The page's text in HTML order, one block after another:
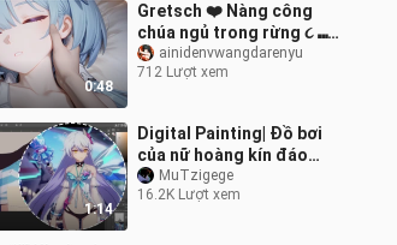
0:48
Gretsch ❤️ Nàng công
chúa ngủ trong rừng ૮ ⑉
ᗜ ⑉ აainidenvwangdarenyu
712 Lượt xem
1:14
Digital Painting| Đồ bơi
của nữ hoàng kín đáo
quá thì phải làm sao?
MuTzigege
16.2K Lượt xem